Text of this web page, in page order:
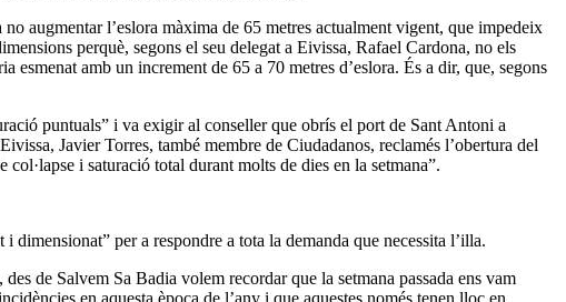
augmentar l’eslora màxima de 65 metres actualment vigent, que impedeix
perquè, segons el seu delegat a Eivissa, Rafael Cardona, no els
amb un increment de 65 a 70 metres d’eslora. És a dir, que, segons
puntuals” i va exigir al conseller que obrís el port de Sant Antoni a
Javier Torres, també membre de Ciudadanos, reclamés l’obertura del
i saturació total durant molts de dies en la setmana”.
per a respondre a tota la demanda que necessita l’illa.
de Salvem Sa Badia volem recordar que la setmana passada ens vam
en aquesta època de l’any i que aquestes només tenen lloc en